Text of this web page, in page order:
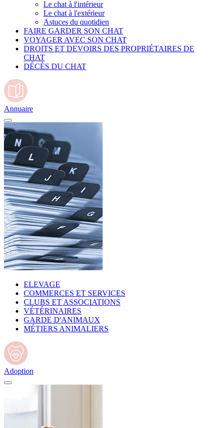
Le chat à l'intérieur
Le chat à l'extérieur
Astuces du quotidien
FAIRE GARDER SON CHAT
VOYAGER AVEC SON CHAT
DROITS ET DEVOIRS DES PROPRIÉTAIRES DE
CHAT
DÉCÈS DU CHAT
Annuaire
ELEVAGE
COMMERCES ET SERVICES
CLUBS ET ASSOCIATIONS
VÉTÉRINAIRES
GARDE D'ANIMAUX
MÉTIERS ANIMALIERS
Adoption